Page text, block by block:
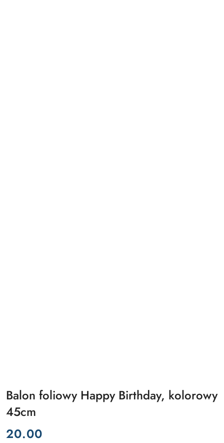
Balon foliowy Happy Birthday, kolorowy
45cm
cena:
20.00